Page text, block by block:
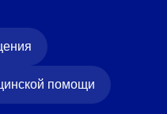
помощи